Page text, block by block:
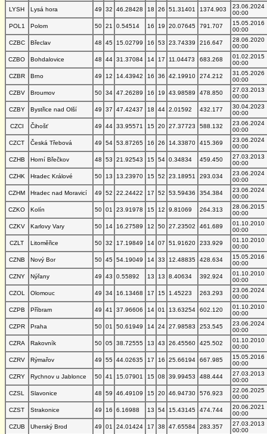
LYSH
Lysá hora 49 32 46.28428 18 26 51.31401 1374.903
23.06.2024
00:00
POL1
Polom 50 21 0.54514 16 19 20.07645 791.707
15.05.2016
00:00
CZBC
Břeclav 48 45 15.02799 16 53 23.74339 216.647
28.06.2020
00:00
CZBO
Bohdalovice 48 44 31.37084 14 17 11.04473 683.268
01.02.2015
00:00
CZBR
Brno 49 12 14.43942 16 36 42.19910 274.212
31.05.2026
00:00
CZBV
Broumov 50 34 47.26289 16 19 43.98589 478.850
27.03.2013
00:00
CZBY
Bystřice nad Olší 49 37 47.42437 18 44 2.01592 432.177
30.04.2023
00:00
CZCI
Čihošť 49 44 33.95571 15 20 27.37723 588.132
23.06.2024
00:00
CZCT
Česká Třebová 49 54 53.87265 16 26 14.33870 415.369
23.06.2024
00:00
CZHB
Horní Břečkov 48 53 21.92543 15 54 0.34834 459.450
27.03.2013
00:00
CZHK
Hradec Králové 50 13 13.23970 15 52 23.18951 293.034
23.06.2024
00:00
CZHM
Hradec nad Moravicí 49 52 22.24422 17 52 53.59436 354.384
23.06.2024
00:00
CZKO
Kolín 50 01 23.91978 15 12 9.81069 264.313
28.06.2015
00:00
CZKV
Karlovy Vary 50 14 16.27589 12 50 27.23502 461.689
01.10.2010
00:00
CZLT
Litoměřice 50 32 17.19849 14 07 51.91620 233.929
01.10.2010
00:00
CZNB
Nový Bor 50 45 54.19049 14 33 12.48835 428.634
15.05.2016
00:00
CZNY
Nýřany 49 43 0.55892 13 13 8.40634 392.924
01.10.2010
00:00
CZOL
Olomouc 49 34 16.13468 17 15 1.45223 263.293
23.06.2024
00:00
CZPB
Příbram 49 41 37.96606 14 01 13.63254 602.120
01.10.2010
00:00
CZPR
Praha 50 01 50.61949 14 24 27.98583 253.545
23.06.2024
00:00
CZRA
Rakovník 50 05 38.72555 13 43 26.45560 425.502
01.10.2010
00:00
CZRV
Rýmařov 49 55 44.02635 17 16 25.66194 667.985
15.05.2016
00:00
CZRY
Rychnov u Jablonce 50 41 15.07901 15 08 39.99453 488.444
27.03.2013
00:00
CZSL
Slavonice 48 59 46.49109 15 20 46.94730 576.923
22.06.2025
00:00
CZST
Strakonice 49 16 6.16988 13 54 15.43145 474.744
20.06.2021
00:00
CZUB
Uherský Brod 49 01 24.01424 17 38 47.65584 283.357
27.03.2013
00:00